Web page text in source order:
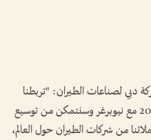
دبي لصناعات الطيران: "تربطنا
شراكة استثمارية راسخة تمتد منذ عام 2017 مع نيوبرغر وسنتمكن من توسيع
من شركات الطيران حول العالم،